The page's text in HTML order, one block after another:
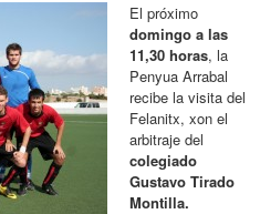
El próximo
domingo a las
11,30 horas, la
Penyua Arrabal
recibe la visita del
Felanitx, xon el
arbitraje del
colegiado
Gustavo Tirado
Montilla.